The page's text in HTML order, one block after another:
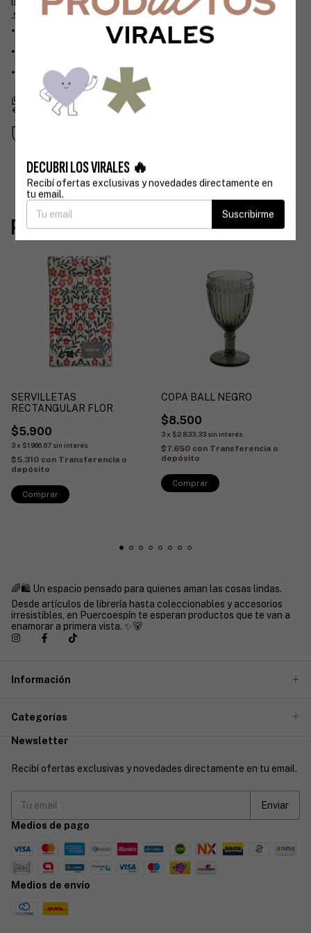
limpiar con esponja suave y evitar apilar
.Medidas:
Alto: 9 cm
Devoluciones gratis
Productos similares
SERVILLETAS
RECTANGULAR FLOR
$5.900
3 x $1.966,67 sin interés
$5.310 con Transferencia o
depósito
COPA BALL NEGRO
$8.500
3 x $2.833,33 sin interés
$7.650 con Transferencia o
depósito
🌈🛍️ Un espacio pensado para quienes aman las cosas lindas.
Desde artículos de librería hasta coleccionables y accesorios
irresistibles, en Puercoespín te esperan productos que te van a
enamorar a primera vista. ✨🐻
Información
Categorías
Newsletter
Recibí ofertas exclusivas y novedades directamente en tu email.
Medios de pago
Medios de envío
DECUBRI LOS VIRALES 🔥
Recibí ofertas exclusivas y novedades directamente en
tu email.
Suscribirme